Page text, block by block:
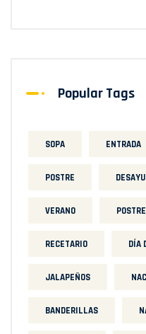
Popular Tags
SOPA ENTRADA
POSTRE
VERANO
RECETARIO DÍA
JALAPEÑOS
BANDERILLAS